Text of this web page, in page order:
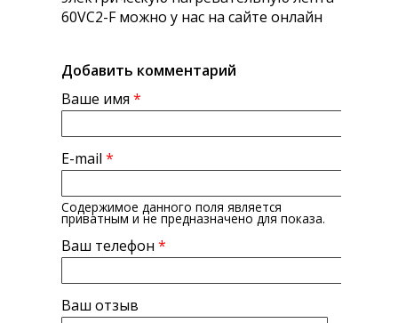
60VC2-F можно у нас на сайте онлайн
Добавить комментарий
Ваше имя *
E-mail *
Содержимое данного поля является
приватным и не предназначено для показа.
Ваш телефон *
Ваш отзыв